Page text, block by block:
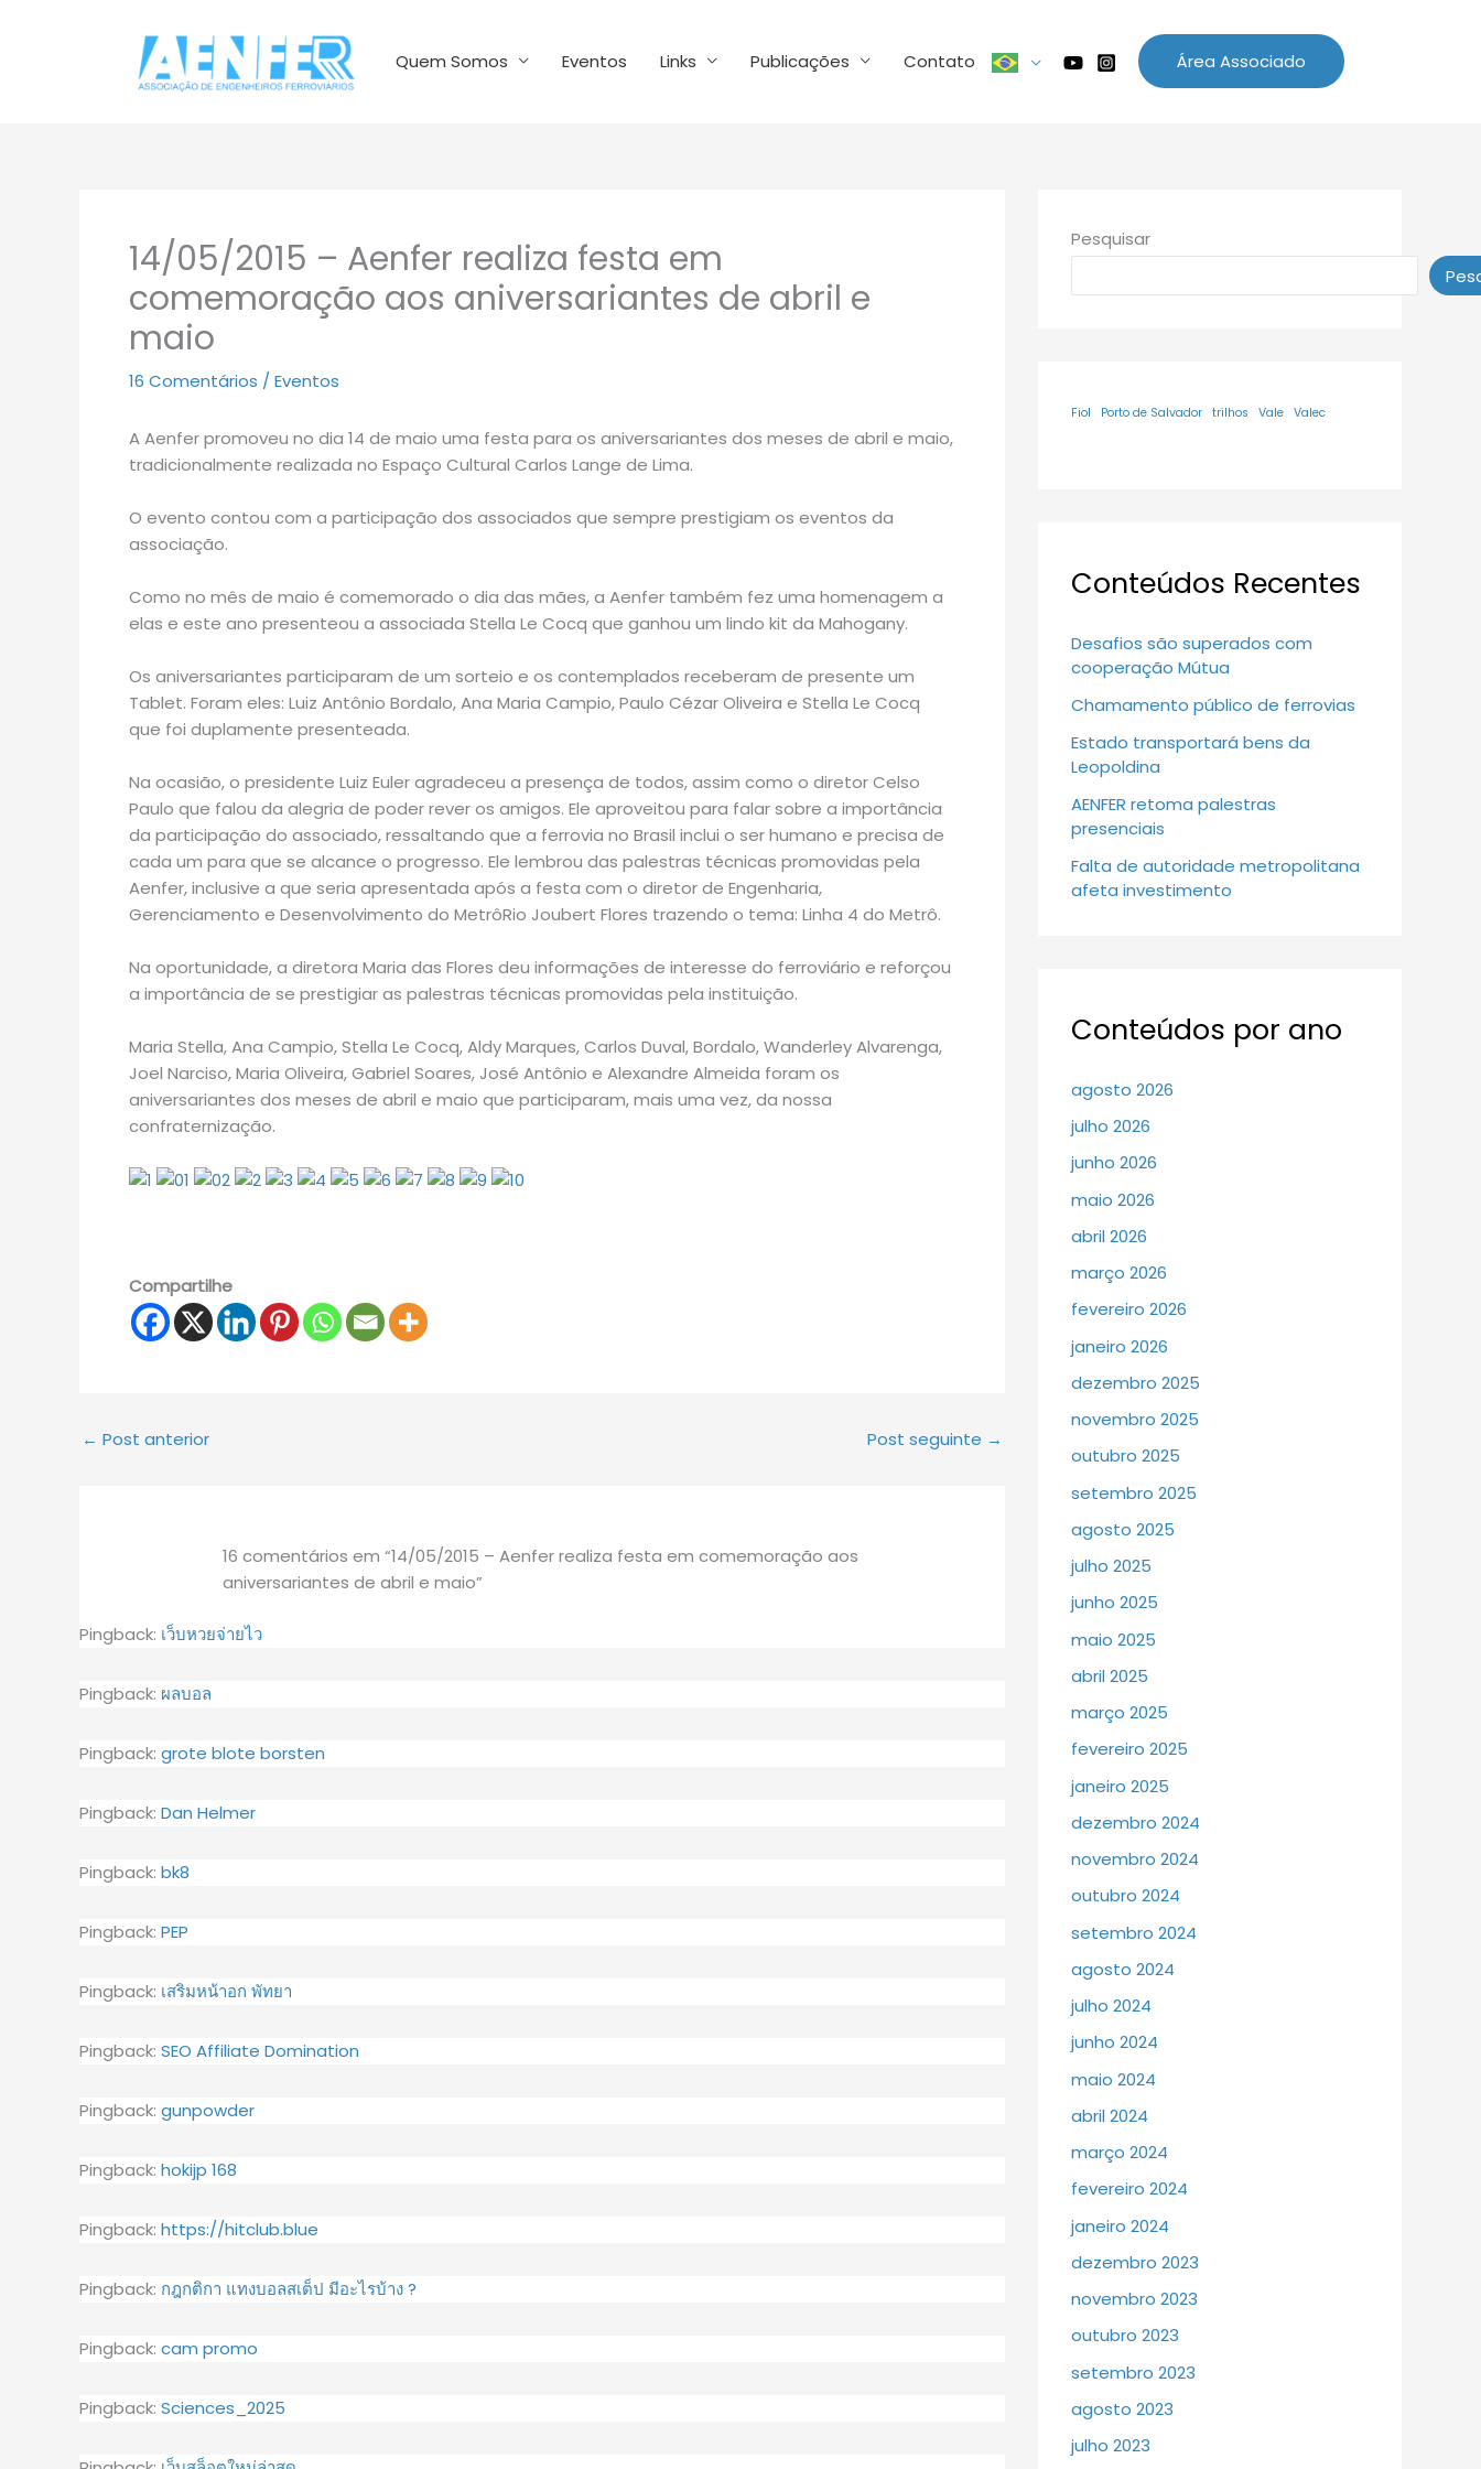
Quem Somos Eventos Links Publicações Contato Área Associado
14/05/2015 – Aenfer realiza festa em
comemoração aos aniversariantes de abril e
maio
16 Comentários / Eventos
A Aenfer promoveu no dia 14 de maio uma festa para os aniversariantes dos meses de abril e maio,
tradicionalmente realizada no Espaço Cultural Carlos Lange de Lima.
O evento contou com a participação dos associados que sempre prestigiam os eventos da
associação.
Como no mês de maio é comemorado o dia das mães, a Aenfer também fez uma homenagem a
elas e este ano presenteou a associada Stella Le Cocq que ganhou um lindo kit da Mahogany.
Os aniversariantes participaram de um sorteio e os contemplados receberam de presente um
Tablet. Foram eles: Luiz Antônio Bordalo, Ana Maria Campio, Paulo Cézar Oliveira e Stella Le Cocq
que foi duplamente presenteada.
Na ocasião, o presidente Luiz Euler agradeceu a presença de todos, assim como o diretor Celso
Paulo que falou da alegria de poder rever os amigos. Ele aproveitou para falar sobre a importância
da participação do associado, ressaltando que a ferrovia no Brasil inclui o ser humano e precisa de
cada um para que se alcance o progresso. Ele lembrou das palestras técnicas promovidas pela
Aenfer, inclusive a que seria apresentada após a festa com o diretor de Engenharia,
Gerenciamento e Desenvolvimento do MetrôRio Joubert Flores trazendo o tema: Linha 4 do Metrô.
Na oportunidade, a diretora Maria das Flores deu informações de interesse do ferroviário e reforçou
a importância de se prestigiar as palestras técnicas promovidas pela instituição.
Maria Stella, Ana Campio, Stella Le Cocq, Aldy Marques, Carlos Duval, Bordalo, Wanderley Alvarenga,
Joel Narciso, Maria Oliveira, Gabriel Soares, José Antônio e Alexandre Almeida foram os
aniversariantes dos meses de abril e maio que participaram, mais uma vez, da nossa
confraternização.
Compartilhe
← Post anterior Post seguinte →
16 comentários em “14/05/2015 – Aenfer realiza festa em comemoração aos
aniversariantes de abril e maio”
Pingback: เว็บหวยจ่ายไว
Pingback: ผลบอล
Pingback: grote blote borsten
Pingback: Dan Helmer
Pingback: bk8
Pingback: PEP
Pingback: เสริมหน้าอก พัทยา
Pingback: SEO Affiliate Domination
Pingback: gunpowder
Pingback: hokijp 168
Pingback: https://hitclub.blue
Pingback: กฎกติกา แทงบอลสเต็ป มีอะไรบ้าง ?
Pingback: cam promo
Pingback: Sciences_2025
Pesquisar
Fiol Porto de Salvador trilhos Vale Valec
Conteúdos Recentes
Desafios são superados com
cooperação Mútua
Chamamento público de ferrovias
Estado transportará bens da
Leopoldina
AENFER retoma palestras
presenciais
Falta de autoridade metropolitana
afeta investimento
Conteúdos por ano
agosto 2026
julho 2026
junho 2026
maio 2026
abril 2026
março 2026
fevereiro 2026
janeiro 2026
dezembro 2025
novembro 2025
outubro 2025
setembro 2025
agosto 2025
julho 2025
junho 2025
maio 2025
abril 2025
março 2025
fevereiro 2025
janeiro 2025
dezembro 2024
novembro 2024
outubro 2024
setembro 2024
agosto 2024
julho 2024
junho 2024
maio 2024
abril 2024
março 2024
fevereiro 2024
janeiro 2024
dezembro 2023
novembro 2023
outubro 2023
setembro 2023
agosto 2023
julho 2023